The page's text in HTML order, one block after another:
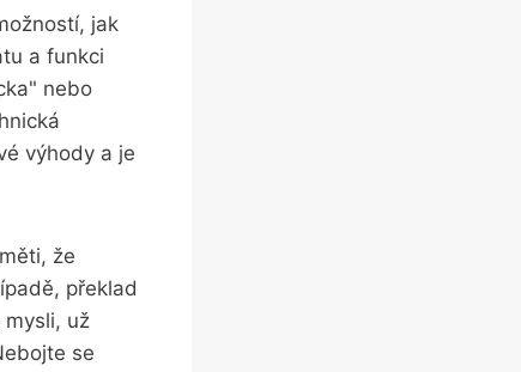
jak
a funkci
nebo
výhody a je
že
překlad
mysli, už
se